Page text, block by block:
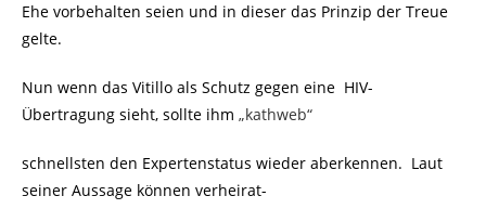
Ehe vorbehalten seien und in dieser das Prinzip der Treue
gelte.
Nun wenn das Vitillo als Schutz gegen eine HIV-
Übertragung sieht, sollte ihm „kathweb“
schnellsten den Expertenstatus wieder aberkennen. Laut
seiner Aussage können verheirat-